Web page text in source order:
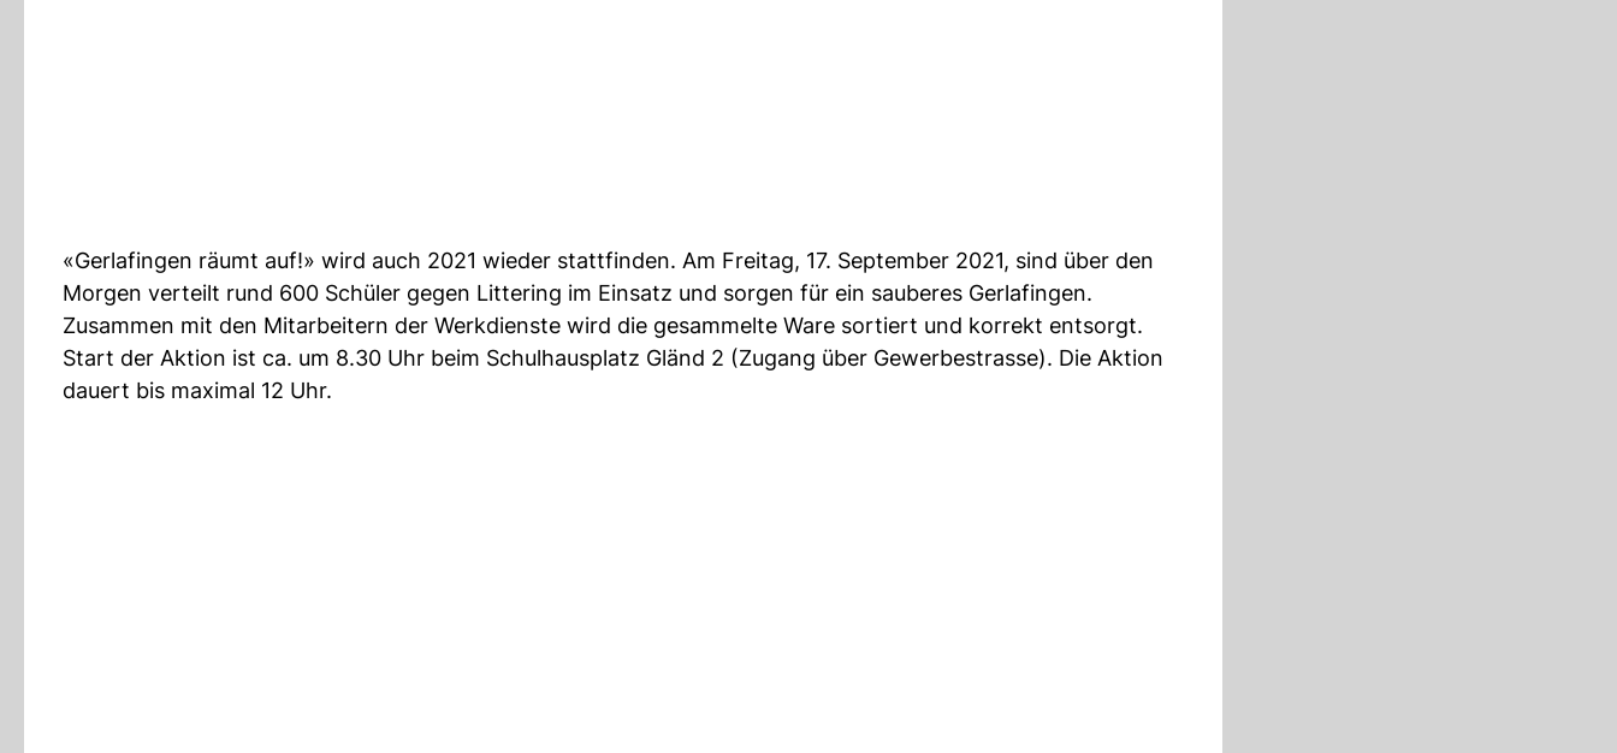
«Gerlafingen räumt auf!» wird auch 2021 wieder stattfinden. Am Freitag, 17. September 2021, sind über den
Morgen verteilt rund 600 Schüler gegen Littering im Einsatz und sorgen für ein sauberes Gerlafingen.
Zusammen mit den Mitarbeitern der Werkdienste wird die gesammelte Ware sortiert und korrekt entsorgt.
Start der Aktion ist ca. um 8.30 Uhr beim Schulhausplatz Gländ 2 (Zugang über Gewerbestrasse). Die Aktion
dauert bis maximal 12 Uhr.